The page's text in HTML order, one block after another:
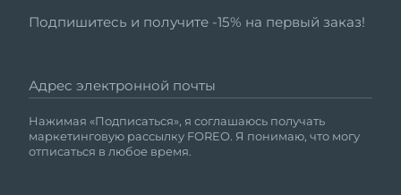
Подпишитесь и получите -15% на первый заказ!
Адрес электронной почты
Нажимая «Подписаться», я соглашаюсь получать
маркетинговую рассылку FOREO. Я понимаю, что могу
отписаться в любое время.